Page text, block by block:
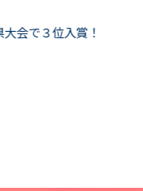
会で３位入賞！